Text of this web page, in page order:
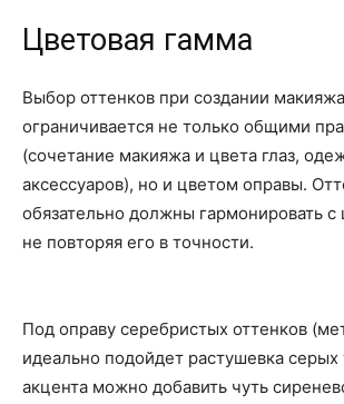
Цветовая гамма
Выбор оттенков при создании
ограничивается не только общими
(сочетание макияжа и цвета глаз,
аксессуаров), но и цветом оправы.
обязательно должны гармонировать
не повторяя его в точности.
Под оправу серебристых оттенков
идеально подойдет растушевка
акцента можно добавить чуть